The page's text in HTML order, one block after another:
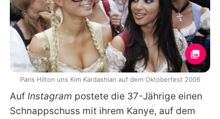
Auf Instagram postete die 37-Jährige einen
Schnappschuss mit ihrem Kanye, auf dem
Getty Images
Paris Hilton uns Kim Kardashian auf dem Oktoberfest 2006